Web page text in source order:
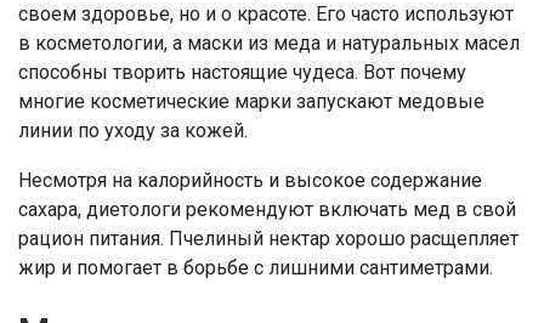
своем здоровье, но и о красоте. Его часто используют
в косметологии, а маски из меда и натуральных масел
способны творить настоящие чудеса. Вот почему
многие косметические марки запускают медовые
линии по уходу за кожей.
Несмотря на калорийность и высокое содержание
сахара, диетологи рекомендуют включать мед в свой
рацион питания. Пчелиный нектар хорошо расщепляет
жир и помогает в борьбе с лишними сантиметрами.